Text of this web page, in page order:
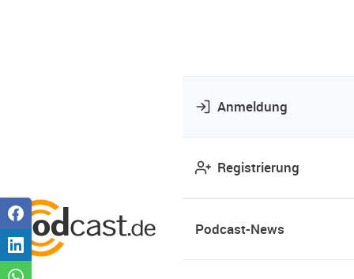
Anmeldung
Registrierung
Podcast-News